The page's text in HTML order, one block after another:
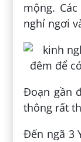
mộng.
nghỉ ngơi
Đoạn gần
thông rất
Đến ngã 3